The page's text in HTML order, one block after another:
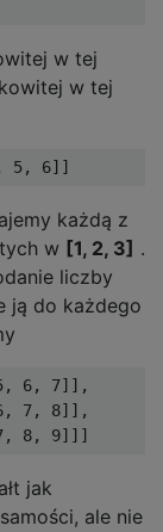
w tej
w tej
każdą z
w [1, 2, 3] .
liczby
ją do każdego
6, 7]],
7, 8]],
jak
ale nie